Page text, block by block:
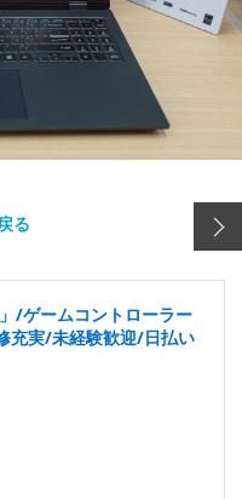
る
/ゲームコントローラー
充実/未経験歓迎/日払い